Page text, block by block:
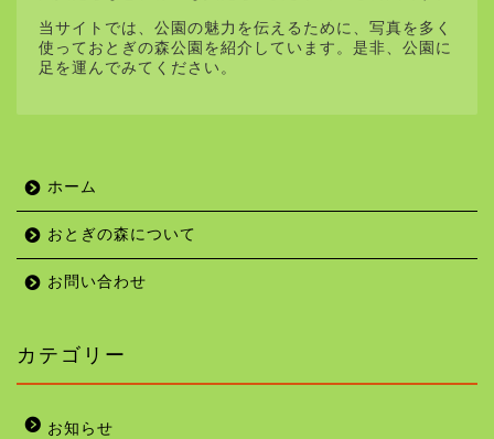
当サイトでは、公園の魅力を伝えるために、写真を多く
使っておとぎの森公園を紹介しています。是非、公園に
足を運んでみてください。
ホーム
おとぎの森について
お問い合わせ
カテゴリー
お知らせ